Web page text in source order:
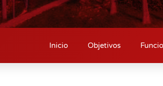
Inicio Objetivos